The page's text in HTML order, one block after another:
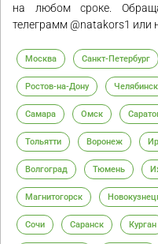
на любом сроке.
телеграмм @natakors1 или
Москва Санкт-Петербург
Ростов-на-Дону Челябинск
Самара Омск
Тольятти Воронеж
Волгоград Тюмень
Магнитогорск
Сочи Саранск Курган